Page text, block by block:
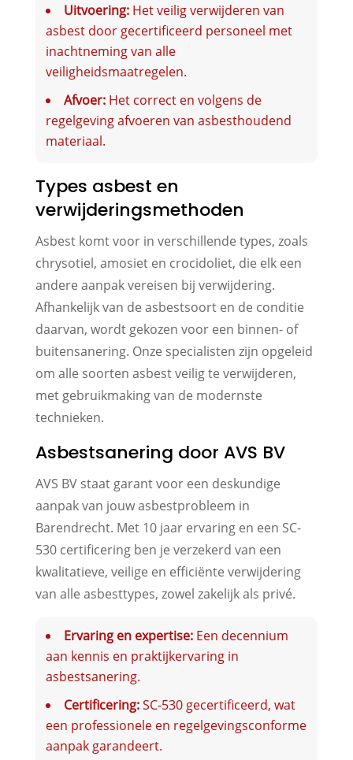
Uitvoering:Het veilig verwijderen van
asbest door gecertificeerd personeel met
inachtneming van alle
veiligheidsmaatregelen.
Afvoer:Het correct en volgens de
regelgeving afvoeren van asbesthoudend
materiaal.
Types asbest en
verwijderingsmethoden
Asbest komt voor in verschillende types, zoals
chrysotiel, amosiet en crocidoliet, die elk een
andere aanpak vereisen bij verwijdering.
Afhankelijk van de asbestsoort en de conditie
daarvan, wordt gekozen voor een binnen- of
buitensanering. Onze specialisten zijn opgeleid
om alle soorten asbest veilig te verwijderen,
met gebruikmaking van de modernste
technieken.
Asbestsanering door AVS BV
AVS BV staat garant voor een deskundige
aanpak van jouw asbestprobleem in
Barendrecht. Met 10 jaar ervaring en een SC-
530 certificering ben je verzekerd van een
kwalitatieve, veilige en efficiënte verwijdering
van alle asbesttypes, zowel zakelijk als privé.
Ervaring en expertise:Een decennium
aan kennis en praktijkervaring in
asbestsanering.
Certificering:SC-530 gecertificeerd, wat
een professionele en regelgevingsconforme
aanpak garandeert.